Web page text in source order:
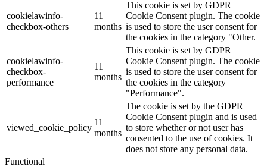
cookielawinfo-
checkbox-others
11
months
This cookie is set by GDPR
Cookie Consent plugin. The cookie
is used to store the user consent for
the cookies in the category "Other.
cookielawinfo-
checkbox-
performance
11
months
This cookie is set by GDPR
Cookie Consent plugin. The cookie
is used to store the user consent for
the cookies in the category
"Performance".
viewed_cookie_policy
11
months
The cookie is set by the GDPR
Cookie Consent plugin and is used
to store whether or not user has
consented to the use of cookies. It
does not store any personal data.
Functional